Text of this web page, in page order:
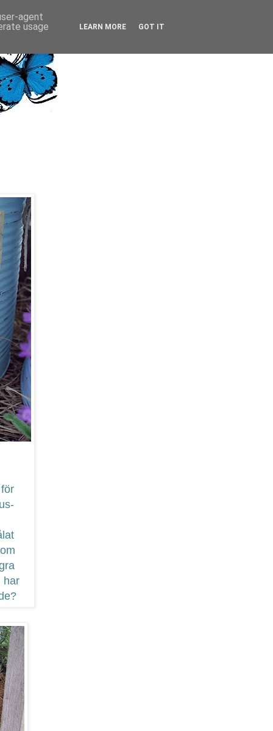
har
agent
usage
LEARN MORE GOT IT